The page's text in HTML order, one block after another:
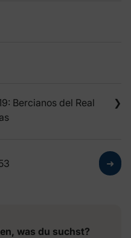
Bercianos del Real
❯
➜
was du suchst?